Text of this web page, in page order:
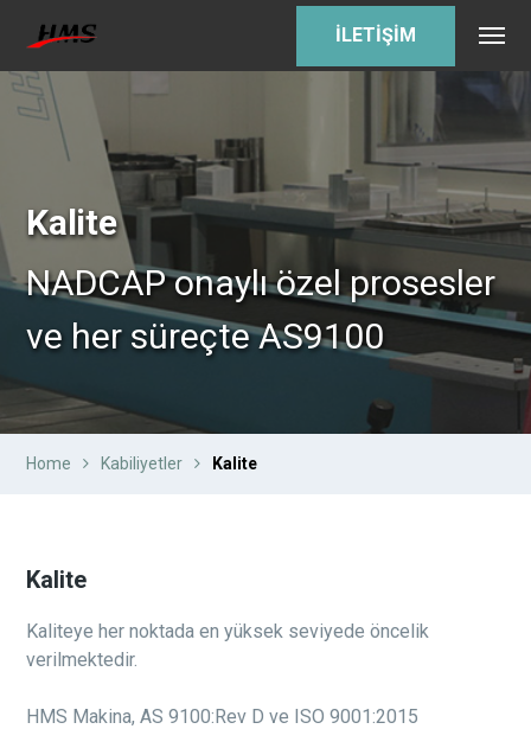
İLETİŞİM
Kalite
NADCAP onaylı özel prosesler
ve her süreçte AS9100
Home Kabiliyetler Kalite
Kalite
Kaliteye her noktada en yüksek seviyede öncelik
verilmektedir.
HMS Makina, AS 9100:Rev D ve ISO 9001:2015